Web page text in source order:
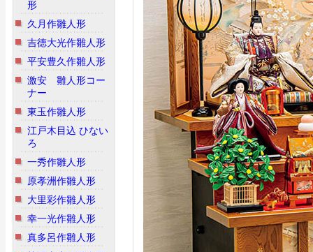
形
久月作雛人形
吉徳大光作雛人形
平安豊久作雛人形
激安 雛人形コー
ナー
東玉作雛人形
江戸木目込 ひない
ろ
一秀作雛人形
原孝洲作雛人形
大里彩作雛人形
幸一光作雛人形
真多呂作雛人形